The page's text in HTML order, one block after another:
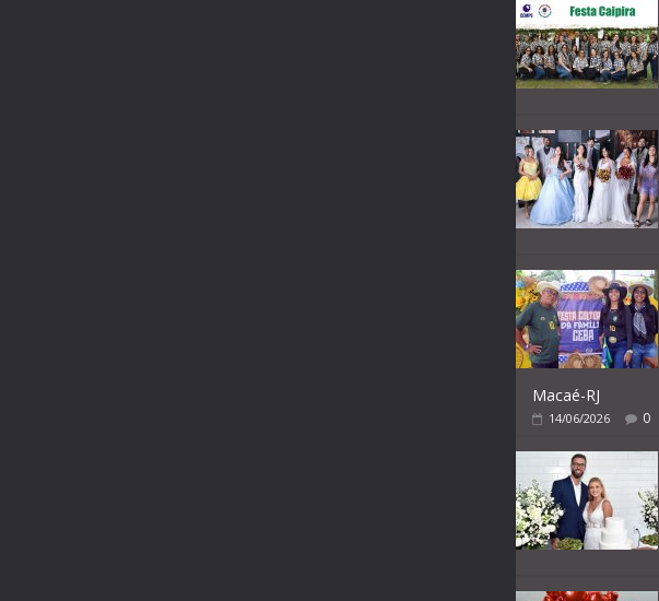
Macaé-RJ
14/06/2026 0